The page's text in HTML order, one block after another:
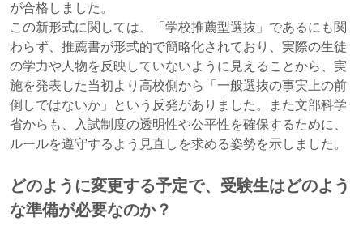
が合格しました。
この新形式に関しては、「学校推薦型選抜」であるにも関
わらず、推薦書が形式的で簡略化されており、実際の生徒
の学力や人物を反映していないように見えることから、実
施を発表した当初より高校側から「一般選抜の事実上の前
倒しではないか」という反発がありました。また文部科学
省からも、入試制度の透明性や公平性を確保するために、
ルールを遵守するよう見直しを求める姿勢を示しました。
どのように変更する予定で、受験生はどのよう
な準備が必要なのか？